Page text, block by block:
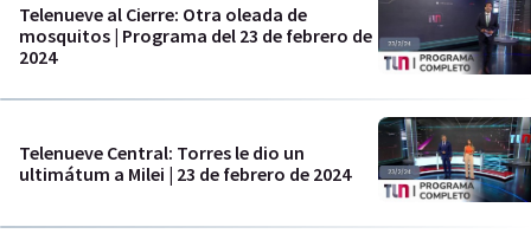
Telenueve al Cierre: Otra oleada de
mosquitos | Programa del 23 de febrero de
2024
Telenueve Central: Torres le dio un
ultimátum a Milei | 23 de febrero de 2024